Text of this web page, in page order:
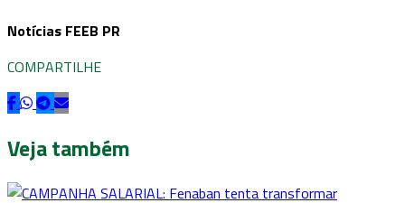
Notícias FEEB PR
COMPARTILHE
Veja também